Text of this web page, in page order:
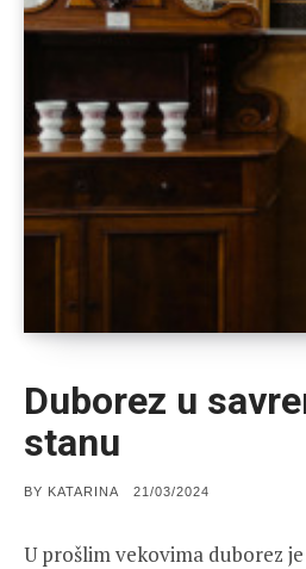
Duborez u
stanu
BY KATARINA
POSTED
21/03/2024
U prošlim vekovima duborez